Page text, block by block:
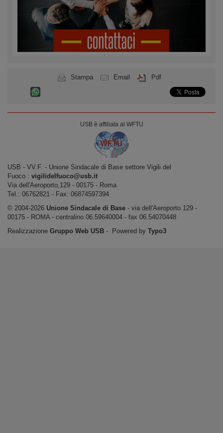
Stampa Email Pdf
USB è affiliata al WFTU
USB ‐ VV.F. - Unione Sindacale di Base settore Vigili del
Fuoco : vigilidelfuoco@usb.it
Via dell'Aeroporto,129 ‐ 00175 ‐ Roma
Tel.: 06762821 ‐ Fax: 06874597394
© 2004-2026 Unione Sindacale di Base ‐ via dell'Aeroporto 129 -
00175 - ROMA - centralino 06.59640004 - fax 06.54070448
Realizzazione Gruppo Web USB ‐ Powered by Typo3